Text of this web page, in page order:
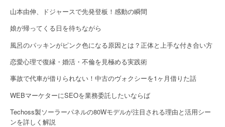
山本由伸、ドジャースで先発登板！感動の瞬間
娘が帰ってくる日を待ちながら
風呂のパッキンがピンク色になる原因とは？正体と上手な付き合い方
恋愛心理で復縁・婚活・不倫を見極める実践術
事故で代車が借りられない！中古のヴォクシーを1ヶ月借りた話
WEBマーケターにSEOを業務委託したいならば
Techoss製ソーラーパネルの80Wモデルが注目される理由と活用シー
ンを詳しく解説